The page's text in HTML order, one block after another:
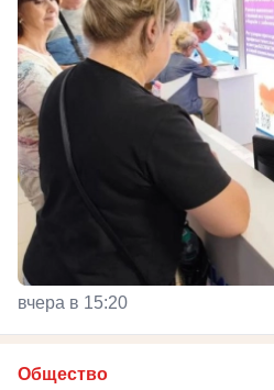
вчера в 15:20
Общество